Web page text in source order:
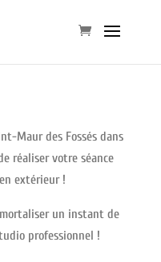
Maur des Fossés dans
réaliser votre séance
extérieur !
un instant de
professionnel !